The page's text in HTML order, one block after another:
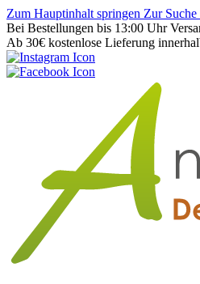
Zum Hauptinhalt springen Zur Suche
Bei Bestellungen bis 13:00 Uhr
Ab 30€ kostenlose Lieferung